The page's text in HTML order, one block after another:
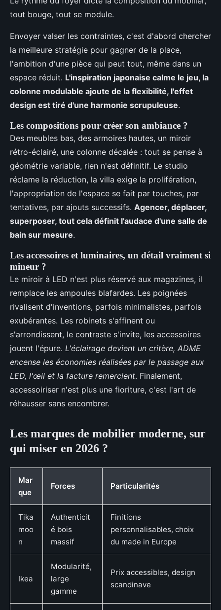
tout bouge, tout se module.
Envoyer valser les contraintes, c'est d'abord chercher
la meilleure stratégie pour gagner de la place,
l'ambition d'une pièce qui peut tout, même dans un
espace réduit. L'inspiration japonaise calme le jeu, la
colonne modulable ajoute de la flexibilité, l'effet
design est tiré d'une harmonie scrupuleuse.
Les compositions pour créer son ambiance ?
Des meubles bas, des armoires hautes, un miroir
rétro-éclairé, une colonne décalée : tout se pense à
géométrie variable, rien n'est définitif. Le studio
réclame la réduction, la villa exige la prolifération,
l'appropriation de l'espace se fait par touches, par
tentatives, par ajouts successifs. Agencer, déplacer,
superposer, tout cela définit l'audace d'une salle de
bain sur mesure.
Les accessoires et luminaires, un détail vraiment si
mineur ?
Le miroir à LED n'est plus réservé aux magazines, il
remplace les ampoules blafardes. Les poignées
rivalisent d'inventions, parfois minimalistes, parfois
exubérantes. Les robinets s'affinent ou
s'arrondissent, le contraste s'invite, les accessoires
jouent l'épure. L'éclairage devient un critère, ADME
encense les économies réalisées par le passage aux
LED, l'œil et la facture remercient. Finalement,
accessoiriser n'est plus une fioriture, c'est l'art de
réhausser sans encombrer.
Les marques de mobilier moderne, sur
qui miser en 2026 ?
Mar
que
Forces Particularités
Tika
moo
n
Authenticit
é bois
massif
Finitions
personnalisables, choix
du made in Europe
Ikea
Modularité,
large
gamme
Prix accessibles, design
scandinave